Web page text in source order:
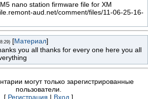
nano station firmware file for XM
aud.net/comment/files/11-06-25-16-
[Материал]
you all thanks for every one here you all
могут только зарегистрированные
пользователи.
[ Регистрация | Вход ]